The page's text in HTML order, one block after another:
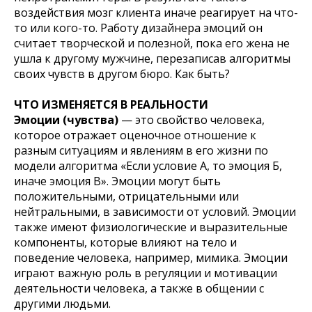
воздействия мозг клиента иначе реагирует на что-
то или кого-то. Работу дизайнера эмоций он
считает творческой и полезной, пока его жена не
ушла к другому мужчине, перезаписав алгоритмы
своих чувств в другом бюро. Как быть?
ЧТО ИЗМЕНЯЕТСЯ В РЕАЛЬНОСТИ
Эмоции (чувства) — это свойство человека,
которое отражает оценочное отношение к
разным ситуациям и явлениям в его жизни по
модели алгоритма «Если условие А, то эмоция Б,
иначе эмоция В». Эмоции могут быть
положительными, отрицательными или
нейтральными, в зависимости от условий. Эмоции
также имеют физиологические и выразительные
компоненты, которые влияют на тело и
поведение человека, например, мимика. Эмоции
играют важную роль в регуляции и мотивации
деятельности человека, а также в общении с
другими людьми.